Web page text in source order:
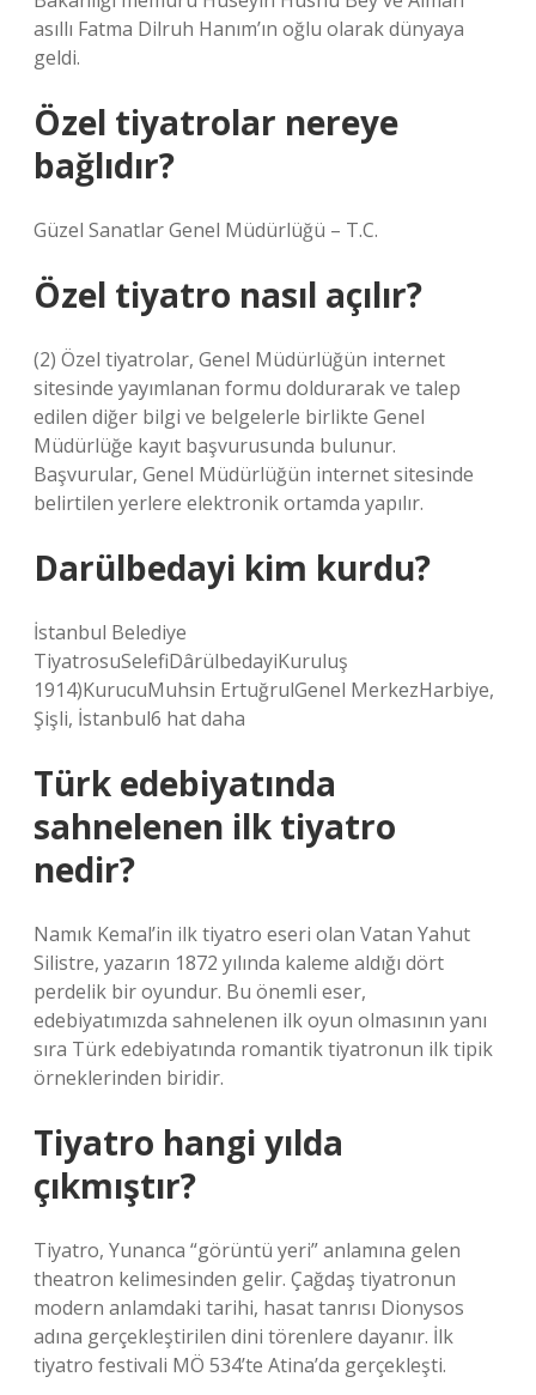
asıllı Fatma Dilruh Hanım’ın oğlu olarak dünyaya
geldi.
Özel tiyatrolar nereye
bağlıdır?
Güzel Sanatlar Genel Müdürlüğü – T.C.
Özel tiyatro nasıl açılır?
(2) Özel tiyatrolar, Genel Müdürlüğün internet
sitesinde yayımlanan formu doldurarak ve talep
edilen diğer bilgi ve belgelerle birlikte Genel
Müdürlüğe kayıt başvurusunda bulunur.
Başvurular, Genel Müdürlüğün internet sitesinde
belirtilen yerlere elektronik ortamda yapılır.
Darülbedayi kim kurdu?
İstanbul Belediye
TiyatrosuSelefiDârülbedayiKuruluş
1914)KurucuMuhsin ErtuğrulGenel MerkezHarbiye,
Şişli, İstanbul6 hat daha
Türk edebiyatında
sahnelenen ilk tiyatro
nedir?
Namık Kemal’in ilk tiyatro eseri olan Vatan Yahut
Silistre, yazarın 1872 yılında kaleme aldığı dört
perdelik bir oyundur. Bu önemli eser,
edebiyatımızda sahnelenen ilk oyun olmasının yanı
sıra Türk edebiyatında romantik tiyatronun ilk tipik
örneklerinden biridir.
Tiyatro hangi yılda
çıkmıştır?
Tiyatro, Yunanca “görüntü yeri” anlamına gelen
theatron kelimesinden gelir. Çağdaş tiyatronun
modern anlamdaki tarihi, hasat tanrısı Dionysos
adına gerçekleştirilen dini törenlere dayanır. İlk
tiyatro festivali MÖ 534’te Atina’da gerçekleşti.